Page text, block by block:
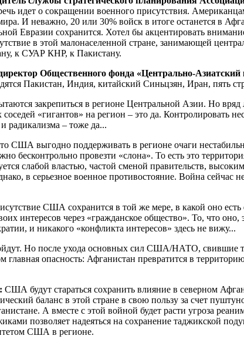
идет о сокращении военного присутствия.
И неважно, 20 или 30% войск в итоге останется в
Евразии сохранится. Хотел бы акцентировать
в этой малонаселенной стране, занимающей
к СУАР КНР, к Пакистану.
Общественного фонда «Центрально-Азиатский
Пакистан, Индия, китайский Синьцзян, Иран, пять
закрепиться в регионе Центральной Азии. Но вряд
«гигантов» на регион – это да. Контролировать
радикализма – тоже да...
США выгодно поддерживать в регионе очаги
бесконтрольно провезти «слона». То есть это
слабой властью, частой сменой правительств,
в серьезное военное противостояние. Война
США сохранится в той же мере, в какой оно
интересов через «гражданское общество». То, что
и никакого «конфликта интересов» здесь не вижу...
Но после ухода основных сил США/НАТО, свившие
опасность: Афганистан превратится в
США будут стараться сохранить влияние в северном
баланс в этой стране в свою пользу за счет
А вместе с этой войной будет расти угроза
позволяет надеяться на сохранение таджикской
США в регионе.